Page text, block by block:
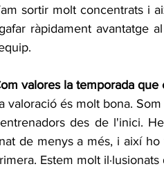
sortir molt concentrats i
ràpidament avantatge
valores la temporada que
valoració és molt bona.
des de l'inici.
de menys a més, i així
Estem molt